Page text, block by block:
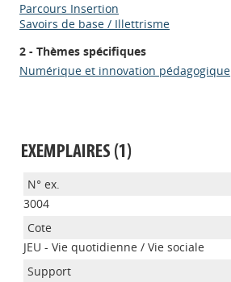
Parcours Insertion
Savoirs de base / Illettrisme
2 - Thèmes spécifiques
Numérique et innovation pédagogique
EXEMPLAIRES (1)
3004
JEU - Vie quotidienne / Vie sociale